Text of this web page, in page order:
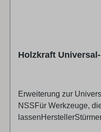
Holzkraft
Erweiterung zur
NSSFür Werkzeuge,